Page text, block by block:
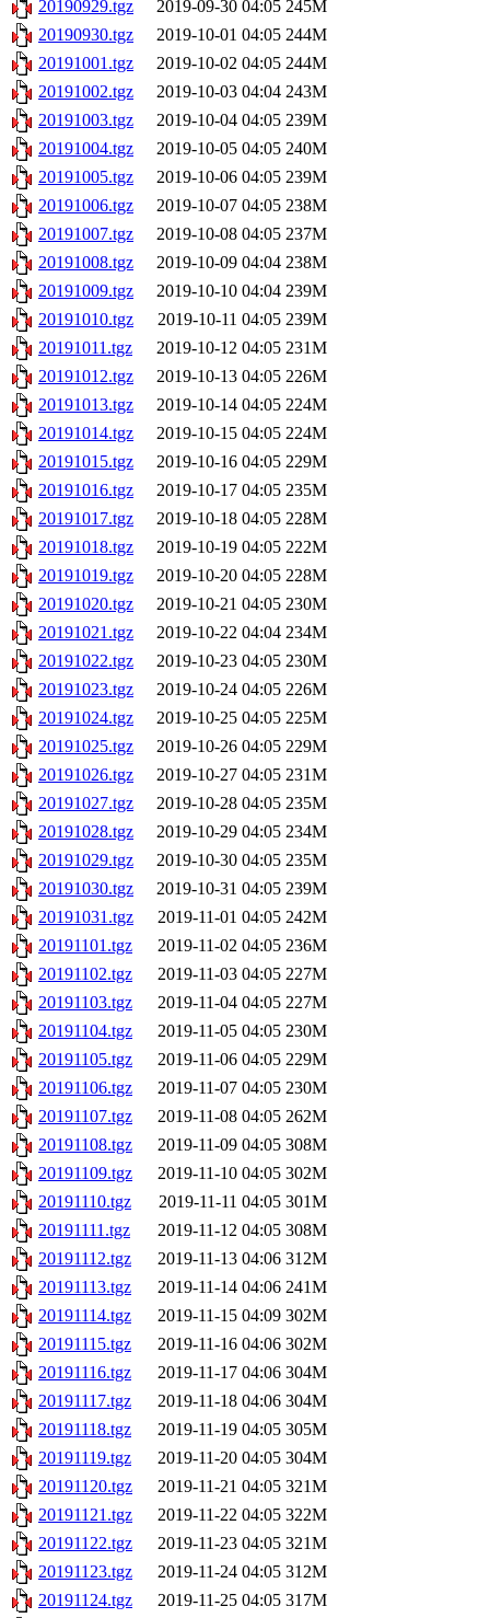
20190929.tgz 2019-09-30 04:05 245M
20190930.tgz
2019-10-01 04:05 244M
20191001.tgz
2019-10-02 04:05 244M
20191002.tgz
2019-10-03 04:04 243M
20191003.tgz
2019-10-04 04:05 239M
20191004.tgz
2019-10-05 04:05 240M
20191005.tgz
2019-10-06 04:05 239M
20191006.tgz
2019-10-07 04:05 238M
20191007.tgz
2019-10-08 04:05 237M
20191008.tgz
2019-10-09 04:04 238M
20191009.tgz
2019-10-10 04:04 239M
20191010.tgz
2019-10-11 04:05 239M
20191011.tgz
2019-10-12 04:05 231M
20191012.tgz
2019-10-13 04:05 226M
20191013.tgz
2019-10-14 04:05 224M
20191014.tgz
2019-10-15 04:05 224M
20191015.tgz
2019-10-16 04:05 229M
20191016.tgz
2019-10-17 04:05 235M
20191017.tgz
2019-10-18 04:05 228M
20191018.tgz
2019-10-19 04:05 222M
20191019.tgz
2019-10-20 04:05 228M
20191020.tgz
2019-10-21 04:05 230M
20191021.tgz
2019-10-22 04:04 234M
20191022.tgz
2019-10-23 04:05 230M
20191023.tgz
2019-10-24 04:05 226M
20191024.tgz
2019-10-25 04:05 225M
20191025.tgz
2019-10-26 04:05 229M
20191026.tgz
2019-10-27 04:05 231M
20191027.tgz
2019-10-28 04:05 235M
20191028.tgz
2019-10-29 04:05 234M
20191029.tgz
2019-10-30 04:05 235M
20191030.tgz
2019-10-31 04:05 239M
20191031.tgz
2019-11-01 04:05 242M
20191101.tgz
2019-11-02 04:05 236M
20191102.tgz
2019-11-03 04:05 227M
20191103.tgz
2019-11-04 04:05 227M
20191104.tgz
2019-11-05 04:05 230M
20191105.tgz
2019-11-06 04:05 229M
20191106.tgz
2019-11-07 04:05 230M
20191107.tgz
2019-11-08 04:05 262M
20191108.tgz
2019-11-09 04:05 308M
20191109.tgz
2019-11-10 04:05 302M
20191110.tgz
2019-11-11 04:05 301M
20191111.tgz
2019-11-12 04:05 308M
20191112.tgz
2019-11-13 04:06 312M
20191113.tgz
2019-11-14 04:06 241M
20191114.tgz
2019-11-15 04:09 302M
20191115.tgz
2019-11-16 04:06 302M
20191116.tgz
2019-11-17 04:06 304M
20191117.tgz
2019-11-18 04:06 304M
20191118.tgz
2019-11-19 04:05 305M
20191119.tgz
2019-11-20 04:05 304M
20191120.tgz
2019-11-21 04:05 321M
20191121.tgz
2019-11-22 04:05 322M
20191122.tgz
2019-11-23 04:05 321M
20191123.tgz
2019-11-24 04:05 312M
20191124.tgz
2019-11-25 04:05 317M